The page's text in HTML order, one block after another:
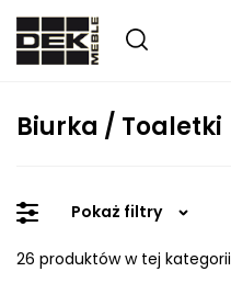
Biurka / Toaletki
Pokaż filtry
26 produktów w tej kategorii